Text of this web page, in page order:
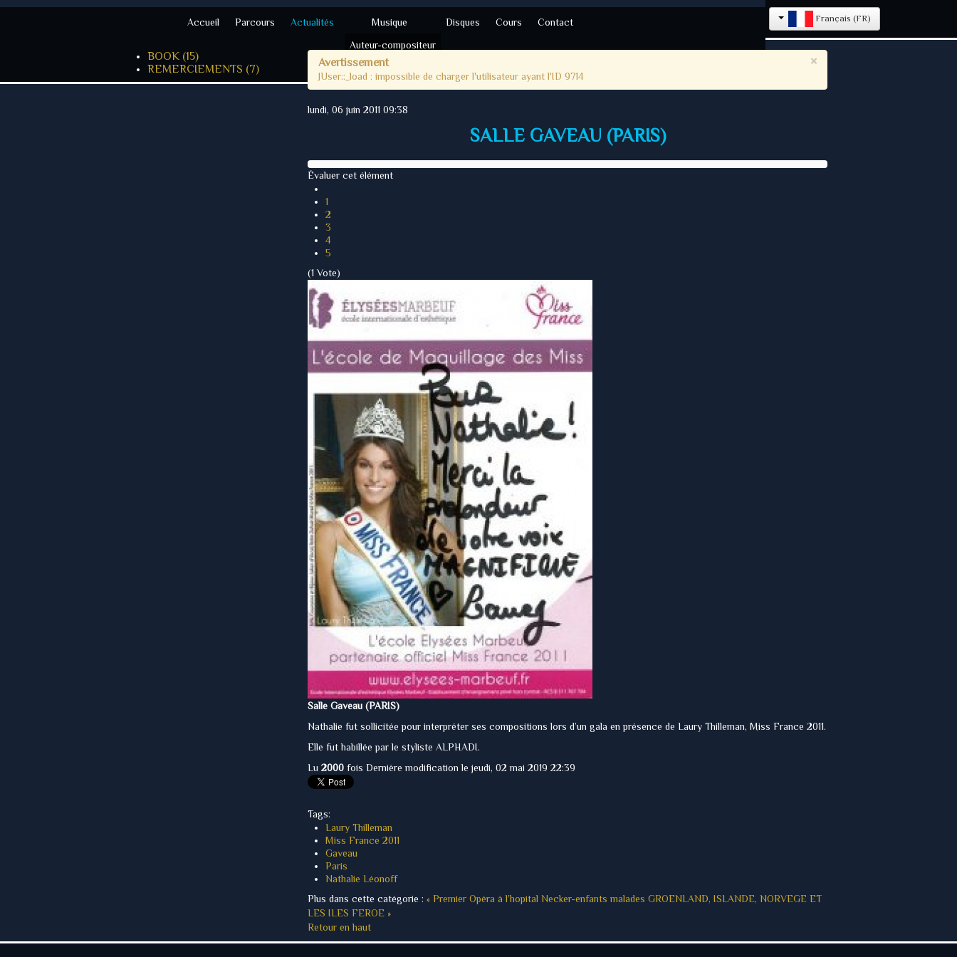
Accueil Parcours Actualités
Musique
Auteur-compositeur
Classique
Disques Cours Contact Français (FR)
BOOK (15)
REMERCIEMENTS (7) ×
Avertissement
JUser::_load : impossible de charger l'utilisateur ayant l'ID 9714
lundi, 06 juin 2011 09:38
SALLE GAVEAU (PARIS)
Évaluer cet élément
1
2
3
4
5
(1 Vote)
Salle Gaveau (PARIS)
Nathalie fut sollicitée pour interpréter ses compositions lors d’un gala en présence de Laury Thilleman, Miss France 2011.
Elle fut habillée par le styliste ALPHADI.
Lu 2000 fois Dernière modification le jeudi, 02 mai 2019 22:39
Tags:
Laury Thilleman
Miss France 2011
Gaveau
Paris
Nathalie Léonoff
Plus dans cette catégorie : « Premier Opéra à l’hopital Necker-enfants malades GROENLAND, ISLANDE, NORVEGE ET
LES ILES FEROE »
Retour en haut